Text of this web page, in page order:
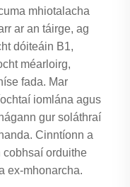
mhiotalacha
ar an táirge, ag
dóiteáin B1,
méarloirg,
fada. Mar
iomlána agus
gur soláthraí
Cinntíonn a
cobhsaí orduithe
ex-mhonarcha.